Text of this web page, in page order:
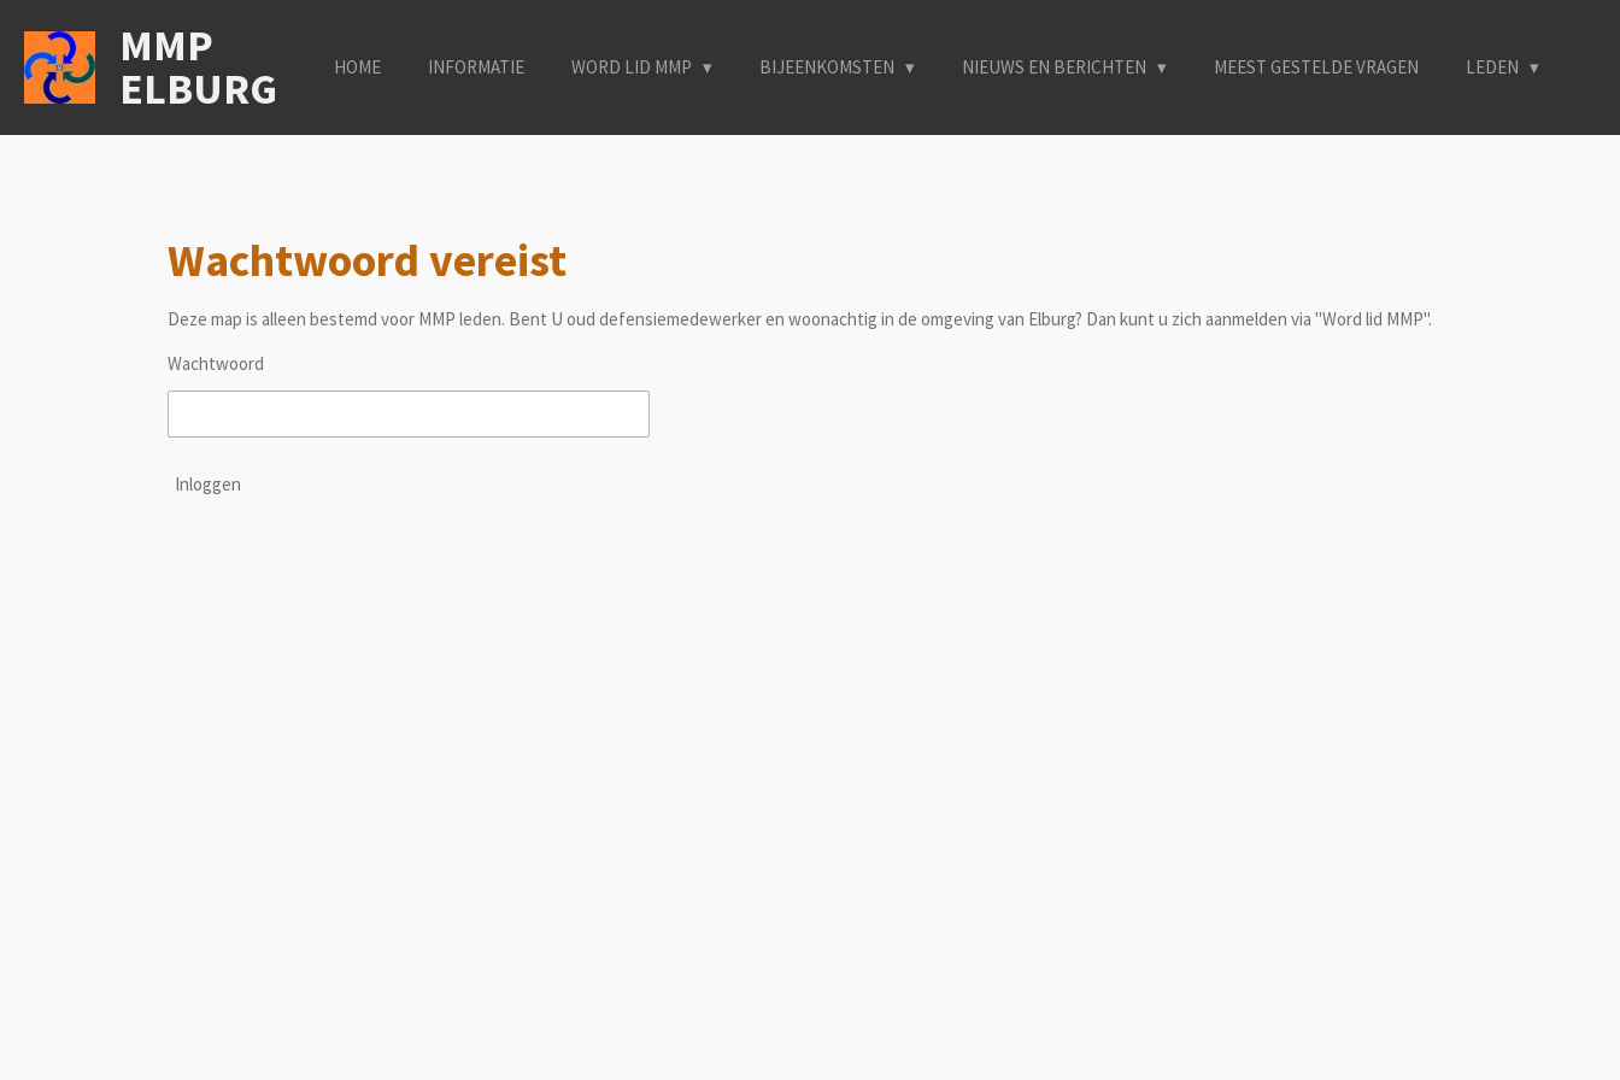
direct
naar
de
MMP
ELBURG
HOME INFORMATIE WORD LID MMP BIJEENKOMSTEN NIEUWS EN BERICHTEN MEEST GESTELDE VRAGEN LEDEN
Wachtwoord vereist
Deze map is alleen bestemd voor MMP leden. Bent U oud defensiemedewerker en woonachtig in de omgeving van Elburg? Dan kunt u zich aanmelden via "Word lid MMP".
Wachtwoord
Inloggen